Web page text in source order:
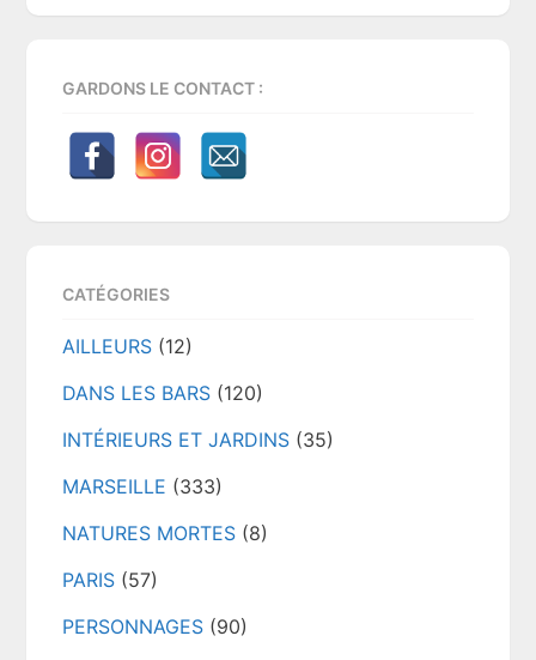
GARDONS LE CONTACT :
CATÉGORIES
AILLEURS (12)
DANS LES BARS (120)
INTÉRIEURS ET JARDINS (35)
MARSEILLE (333)
NATURES MORTES (8)
PARIS (57)
PERSONNAGES (90)